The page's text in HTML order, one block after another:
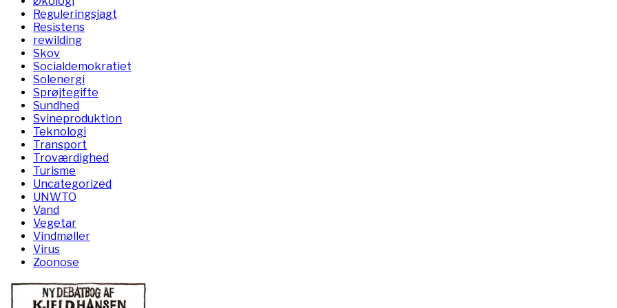
Reguleringsjagt
Resistens
rewilding
Skov
Socialdemokratiet
Solenergi
Sprøjtegifte
Sundhed
Svineproduktion
Teknologi
Transport
Troværdighed
Turisme
Uncategorized
UNWTO
Vand
Vegetar
Vindmøller
Virus
Zoonose